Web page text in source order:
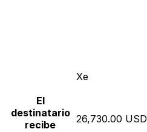
Xe
El
destinatario
recibe
26,730.00 USD